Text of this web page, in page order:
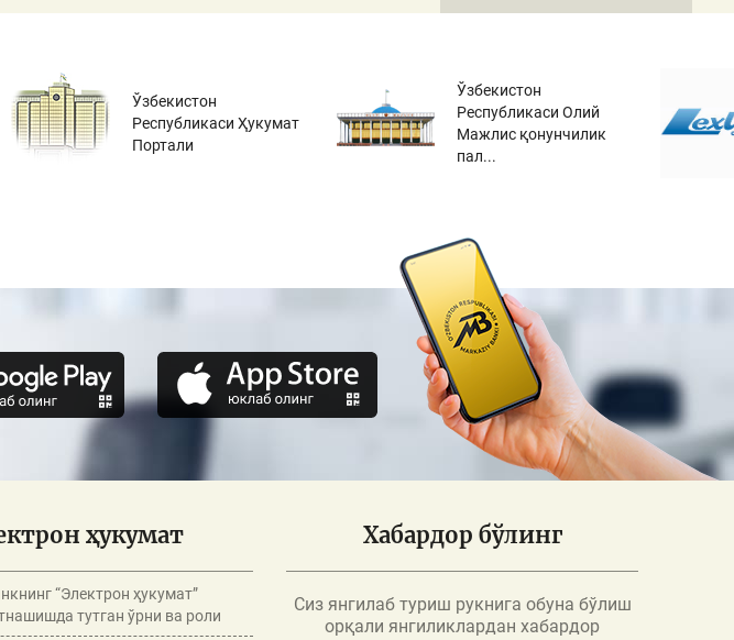
Ўзбекистон
Республикаси Ҳукумат
Портали
Ўзбекистон
Республикаси Олий
Мажлис қонунчилик
пал...
ҳукумат
“Электрон ҳукумат”
тутган ўрни ва роли
Хабардор бўлинг
Сиз янгилаб туриш рукнига обуна бўлиш
орқали янгиликлардан хабардор